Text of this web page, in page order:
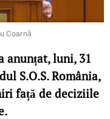
Coarnă
anunțat, luni, 31
S.O.S. România,
față de deciziile